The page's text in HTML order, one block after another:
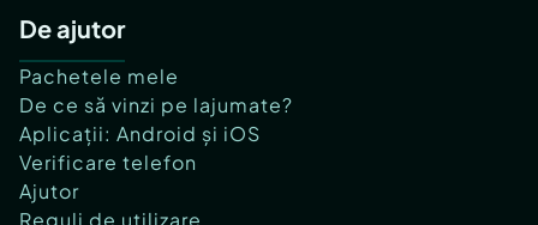
De ajutor
Pachetele mele
De ce să vinzi pe lajumate?
Aplicații: Android și iOS
Verificare telefon
Ajutor
Reguli de utilizare